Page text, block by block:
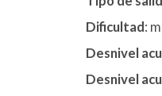
Dificultad:
Desnivel
Desnivel